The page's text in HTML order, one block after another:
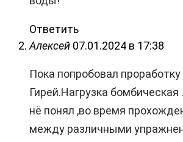
Ответить
Алексей 07.01.2024 в 17:38
Пока попробовал проработку
Гирей.Нагрузка
нё понял ,во время
между различными